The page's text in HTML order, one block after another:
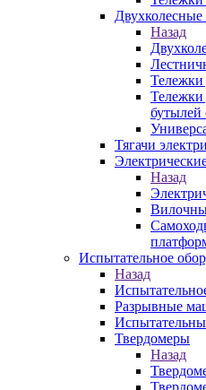
Двухколесные
Назад
Тележки
Тележки
бутылей
Тягачи
Назад
Испытательное
Назад
Разрывные
Твердомеры
Назад